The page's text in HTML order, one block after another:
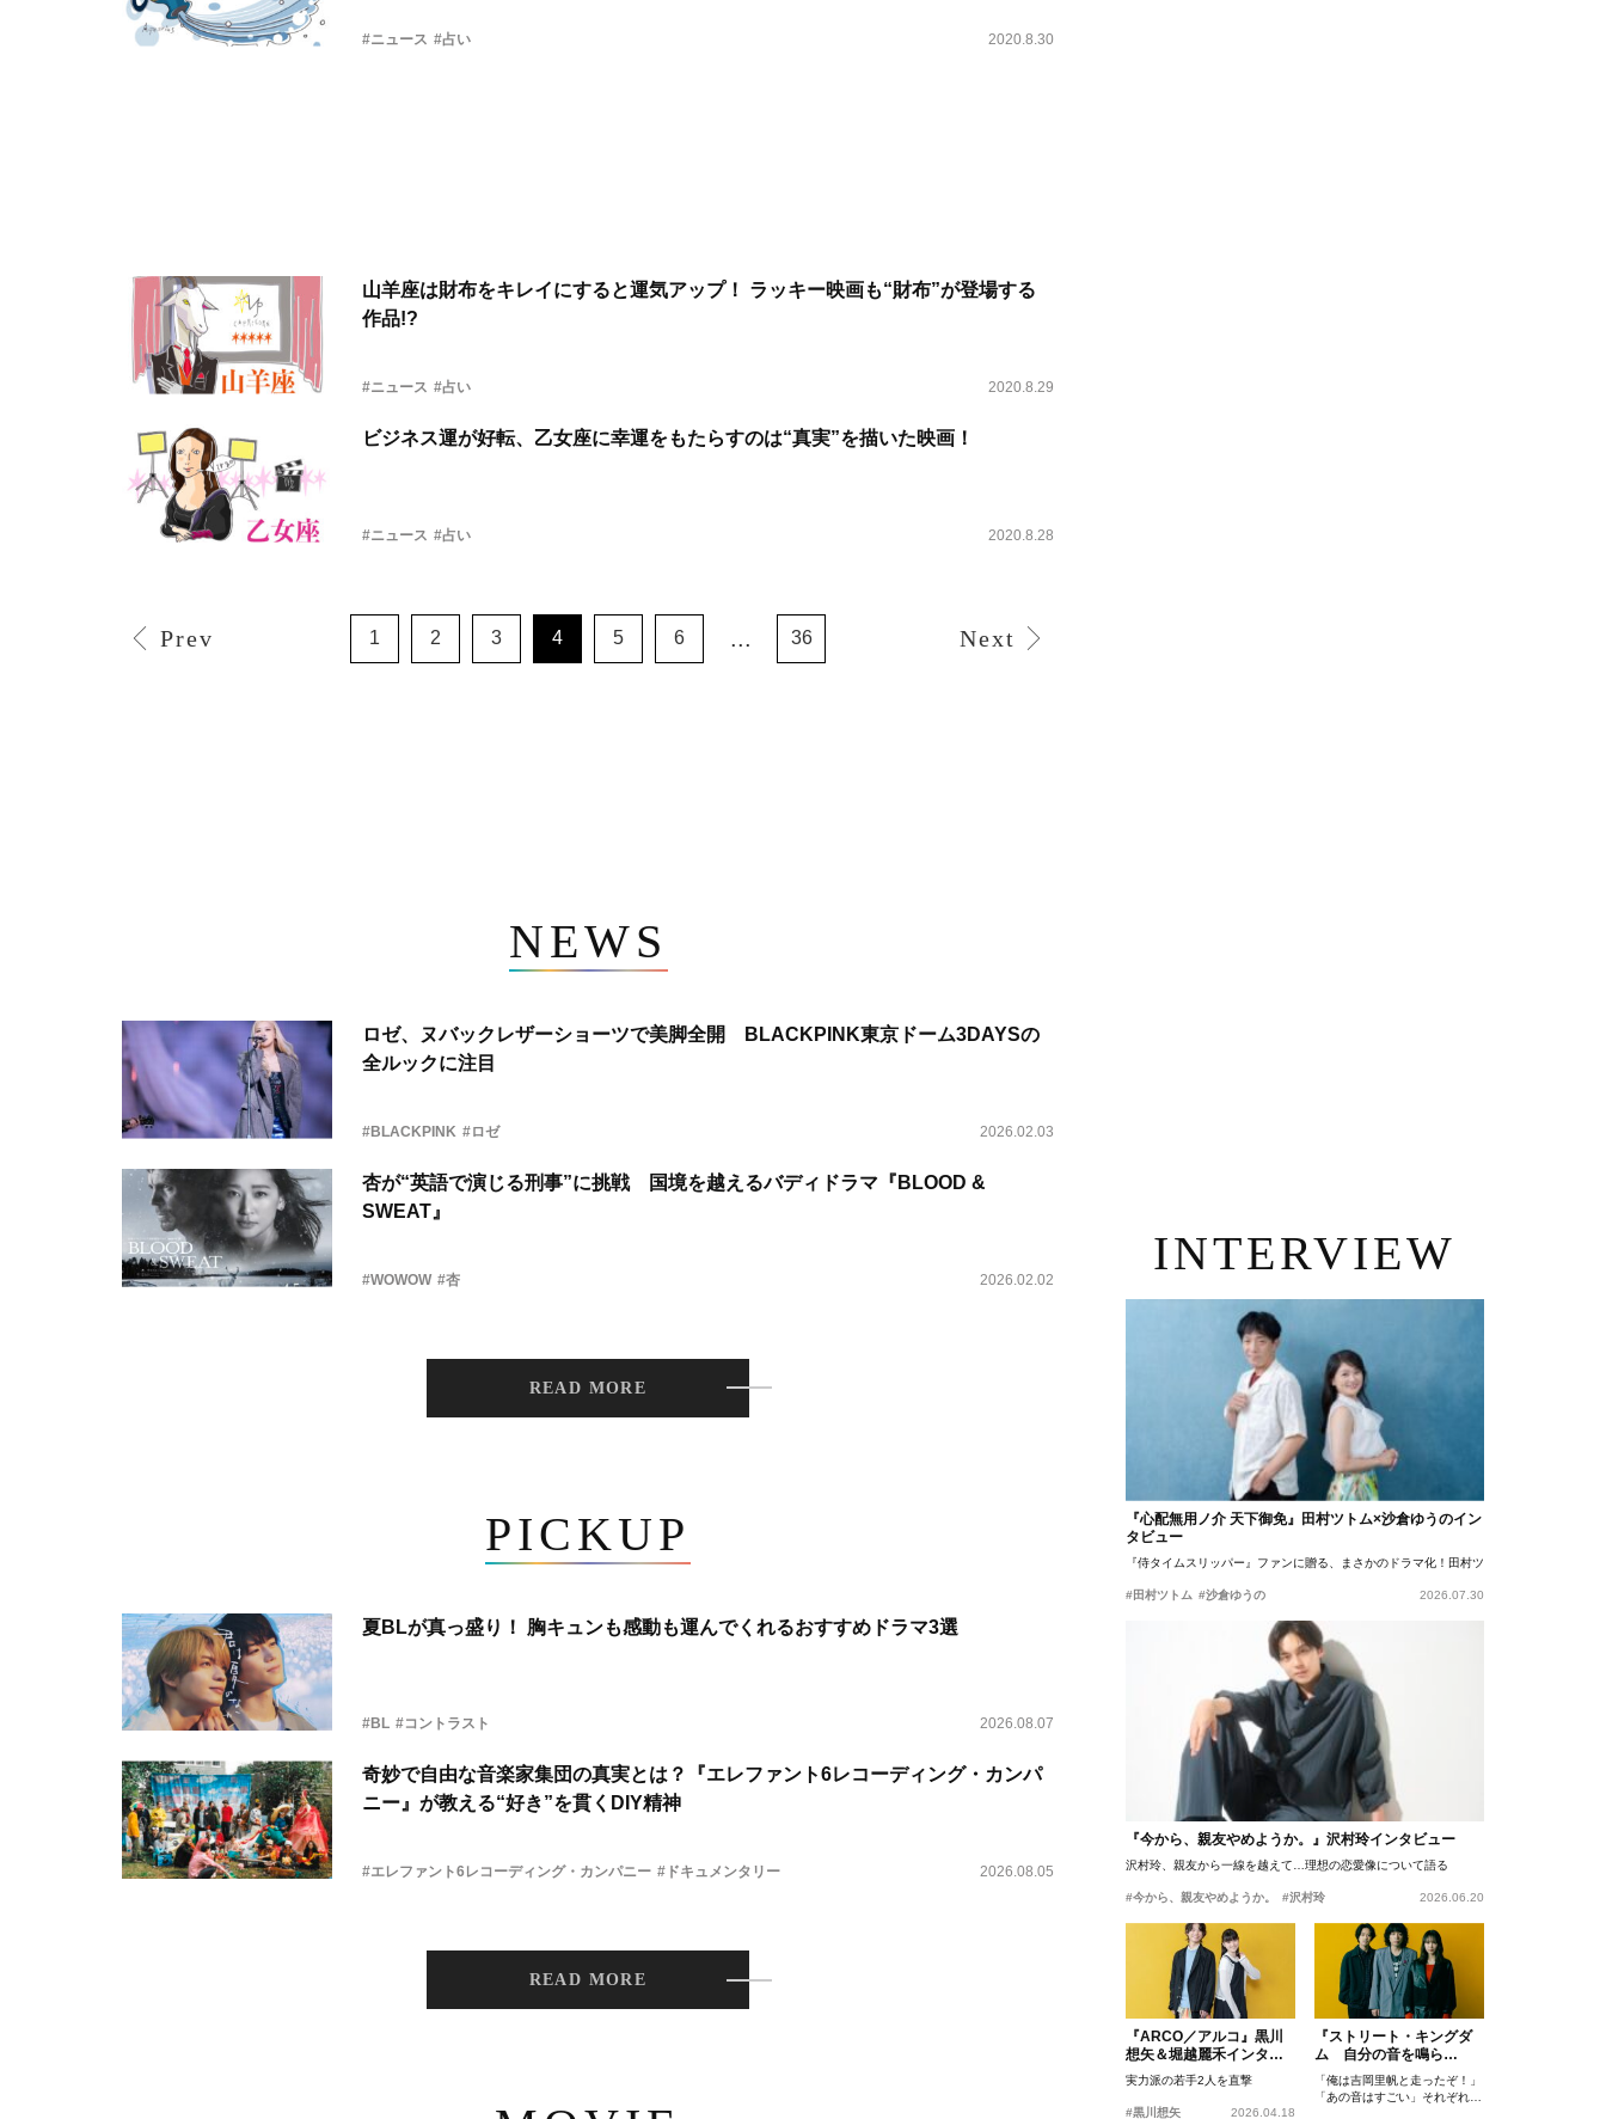
#ニュース #占い 2020.8.30
山羊座は財布をキレイにすると運気アップ！ ラッキー映画も“財布”が登場する
作品!?
#ニュース #占い 2020.8.29
ビジネス運が好転、乙女座に幸運をもたらすのは“真実”を描いた映画！
#ニュース #占い 2020.8.28
Prev 1 2 3 4 5 6 ... 36 Next
NEWS
ロゼ、ヌバックレザーショーツで美脚全開 BLACKPINK東京ドーム3DAYSの
全ルックに注目
#BLACKPINK #ロゼ 2026.02.03
杏が“英語で演じる刑事”に挑戦 国境を越えるバディドラマ『BLOOD &
SWEAT』
#WOWOW #杏 2026.02.02
READ MORE
PICKUP
夏BLが真っ盛り！ 胸キュンも感動も運んでくれるおすすめドラマ3選
#BL #コントラスト 2026.08.07
奇妙で自由な音楽家集団の真実とは？『エレファント6レコーディング・カンパ
ニー』が教える“好き”を貫くDIY精神
#エレファント6レコーディング・カンパニー #ドキュメンタリー 2026.08.05
READ MORE
INTERVIEW
『心配無用ノ介 天下御免』田村ツトム×沙倉ゆうのイン
タビュー
『侍タイムスリッパー』ファンに贈る、まさかのドラマ化！田村ツトム×沙倉ゆうのが語
#田村ツトム #沙倉ゆうの 2026.07.30
『今から、親友やめようか。』沢村玲インタビュー
沢村玲、親友から一線を越えて…理想の恋愛像について語る
#今から、親友やめようか。 #沢村玲 2026.06.20
『ARCO／アルコ』黒川
想矢＆堀越麗禾インタビ
ュー
実力派の若手2人を直撃
#黒川想矢 2026.04.18
『ストリート・キングダ
ム 自分の音を鳴ら
せ。』峯田和伸、若葉竜
也、吉岡里帆インタビュ
ー
「俺は吉岡里帆と走ったぞ！」
「あの音はすごい」それぞれの